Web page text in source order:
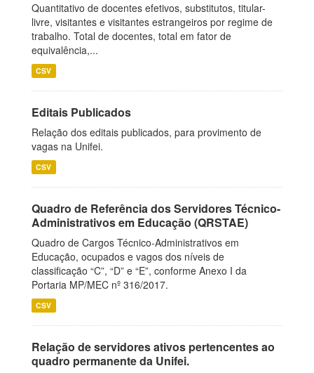
Quantitativo de docentes efetivos, substitutos, titular-
livre, visitantes e visitantes estrangeiros por regime de
trabalho. Total de docentes, total em fator de
equivalência,...
CSV
Editais Publicados
Relação dos editais publicados, para provimento de
vagas na Unifei.
CSV
Quadro de Referência dos Servidores Técnico-
Administrativos em Educação (QRSTAE)
Quadro de Cargos Técnico-Administrativos em
Educação, ocupados e vagos dos níveis de
classificação “C”, “D” e “E”, conforme Anexo I da
Portaria MP/MEC nº 316/2017.
CSV
Relação de servidores ativos pertencentes ao
quadro permanente da Unifei.